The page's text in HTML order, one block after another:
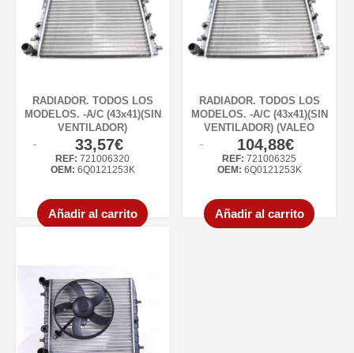
RADIADOR. TODOS LOS
MODELOS. -A/C (43x41)(SIN
VENTILADOR)
33,57€
REF: 721006320
OEM: 6Q0121253K
Añadir al carrito
RADIADOR. TODOS LOS
MODELOS. -A/C (43x41)(SIN
VENTILADOR) (VALEO
CLASSIC)
104,88€
REF: 721006325
OEM: 6Q0121253K
Añadir al carrito